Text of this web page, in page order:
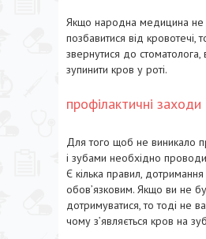
Якщо народна медицина не
позбавитися від кровотечі,
звернутися до стоматолога,
зупинити кров у роті.
профілактичні заходи
Для того щоб не виникало
і зубами необхідно
Є кілька правил,
обов’язковим. Якщо ви не
дотримуватися, то тоді не
чому з’являється кров на